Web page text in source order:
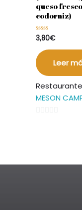
queso
codorniz)
Valorado
en
de
5
3,80€
Leer
MESON